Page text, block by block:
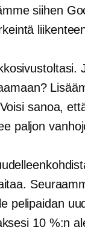
siihen
sanoa,
paljon
pelipaidan
10 %:n